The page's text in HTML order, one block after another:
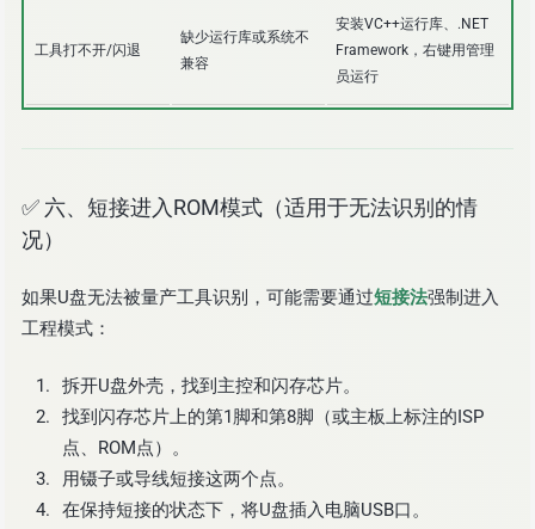
工具打不开/闪退
缺少运行库或系统不
兼容
安装VC++运行库、.NET
Framework，右键用管理
员运行
✅ 六、短接进入ROM模式（适用于无法识别的情
况）
如果U盘无法被量产工具识别，可能需要通过短接法强制进入
工程模式：
拆开U盘外壳，找到主控和闪存芯片。
找到闪存芯片上的第1脚和第8脚（或主板上标注的ISP
点、ROM点）。
用镊子或导线短接这两个点。
在保持短接的状态下，将U盘插入电脑USB口。